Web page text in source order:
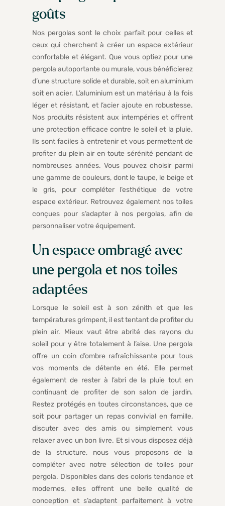
goûts
Nos pergolas sont le choix parfait pour celles et
ceux qui cherchent à créer un espace extérieur
confortable et élégant. Que vous optiez pour une
pergola autoportante ou murale, vous bénéficierez
d’une structure solide et durable, soit en aluminium
soit en acier. L’aluminium est un matériau à la fois
léger et résistant, et l’acier ajoute en robustesse.
Nos produits résistent aux intempéries et offrent
une protection efficace contre le soleil et la pluie.
Ils sont faciles à entretenir et vous permettent de
profiter du plein air en toute sérénité pendant de
nombreuses années. Vous pouvez choisir parmi
une gamme de couleurs, dont le taupe, le beige et
le gris, pour compléter l’esthétique de votre
espace extérieur. Retrouvez également nos toiles
conçues pour s’adapter à nos pergolas, afin de
personnaliser votre équipement.
Un espace ombragé avec
une pergola et nos toiles
adaptées
Lorsque le soleil est à son zénith et que les
températures grimpent, il est tentant de profiter du
plein air. Mieux vaut être abrité des rayons du
soleil pour y être totalement à l’aise. Une pergola
offre un coin d’ombre rafraîchissante pour tous
vos moments de détente en été. Elle permet
également de rester à l’abri de la pluie tout en
continuant de profiter de son salon de jardin.
Restez protégés en toutes circonstances, que ce
soit pour partager un repas convivial en famille,
discuter avec des amis ou simplement vous
relaxer avec un bon livre. Et si vous disposez déjà
de la structure, nous vous proposons de la
compléter avec notre sélection de toiles pour
pergola. Disponibles dans des coloris tendance et
modernes, elles offrent une belle qualité de
conception et s’adaptent parfaitement à votre